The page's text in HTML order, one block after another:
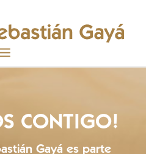
CONTIGO!
Gayá es parte